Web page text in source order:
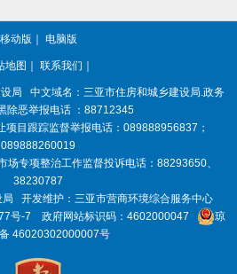
移动版 ｜ 电脑版
地图 ｜ 联系我们 ｜
局
中文域名：三亚市住房和城乡建设局.政务
除恶举报电话 ：88712345
项目跟踪监督举报电话：089888956837；
089888260019
场专项整治工作监督投诉电话：88293650、
38230787
局
开发维护：三亚市营商环境综合服务中心
号-7 政府网站标识码： 4602000047
琼
46020302000007号